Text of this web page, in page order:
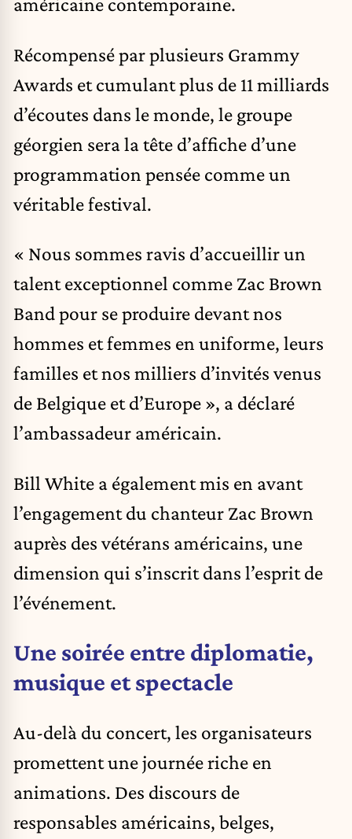
Récompensé par plusieurs Grammy
Awards et cumulant plus de 11 milliards
d’écoutes dans le monde, le groupe
géorgien sera la tête d’affiche d’une
programmation pensée comme un
véritable festival.
« Nous sommes ravis d’accueillir un
talent exceptionnel comme Zac Brown
Band pour se produire devant nos
hommes et femmes en uniforme, leurs
familles et nos milliers d’invités venus
de Belgique et d’Europe », a déclaré
l’ambassadeur américain.
Bill White a également mis en avant
l’engagement du chanteur Zac Brown
auprès des vétérans américains, une
dimension qui s’inscrit dans l’esprit de
l’événement.
Une soirée entre diplomatie,
musique et spectacle
Au-delà du concert, les organisateurs
promettent une journée riche en
animations. Des discours de
responsables américains, belges,